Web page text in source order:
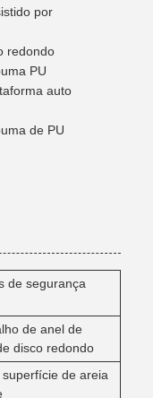
por
redondo
PU
auto
de PU
de segurança
de anel de
disco redondo
de areia